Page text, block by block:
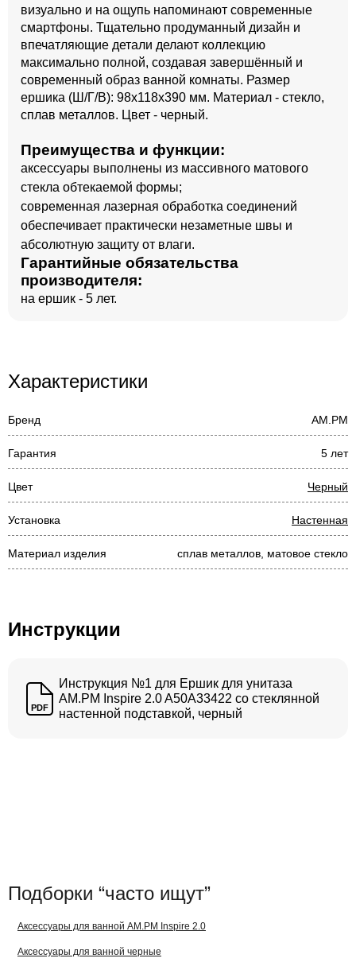
визуально и на ощупь напоминают современные
смартфоны. Тщательно продуманный дизайн и
впечатляющие детали делают коллекцию
максимально полной, создавая завершённый и
современный образ ванной комнаты. Размер
ершика (Ш/Г/В): 98x118x390 мм. Материал - стекло,
сплав металлов. Цвет - черный.
Преимущества и функции:
аксессуары выполнены из массивного матового
стекла обтекаемой формы;
современная лазерная обработка соединений
обеспечивает практически незаметные швы и
абсолютную защиту от влаги.
Гарантийные обязательства
производителя:
на ершик - 5 лет.
Характеристики
Бренд AM.PM
Гарантия 5 лет
Цвет Черный
Установка Настенная
Материал изделия сплав металлов, матовое стекло
Инструкции
PDF
Инструкция №1 для Ершик для унитаза
AM.PM Inspire 2.0 A50A33422 со стеклянной
настенной подставкой, черный
Подборки “часто ищут”
Аксессуары для ванной AM.PM Inspire 2.0
Аксессуары для ванной черные